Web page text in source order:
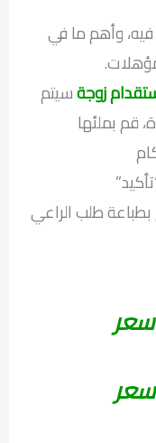
فيه، وأهم ما في
زوجةسيتم
قم بملئها
بطباعة طلب الراعي